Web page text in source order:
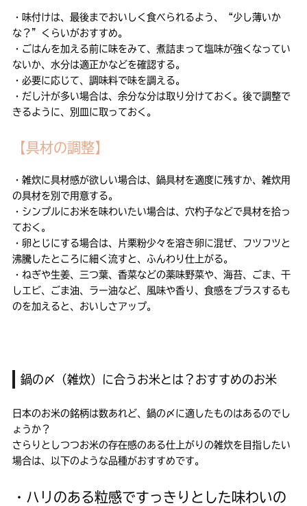
・味付けは、最後までおいしく食べられるよう、“少し薄いか
な？”くらいがおすすめ。
・ごはんを加える前に味をみて、煮詰まって塩味が強くなってい
ないか、水分は適正かなどを確認する。
・必要に応じて、調味料で味を調える。
・だし汁が多い場合は、余分な分は取り分けておく。後で調整で
きるように、別皿に取っておく。
【具材の調整】
・雑炊に具材感が欲しい場合は、鍋具材を適度に残すか、雑炊用
の具材を別で用意する。
・シンプルにお米を味わいたい場合は、穴杓子などで具材を拾っ
ておく。
・卵とじにする場合は、片栗粉少々を溶き卵に混ぜ、フツフツと
沸騰したところに細く流すと、ふんわり仕上がる。
・ねぎや生姜、三つ葉、香菜などの薬味野菜や、海苔、ごま、干
しエビ、ごま油、ラー油など、風味や香り、食感をプラスするも
のを加えると、おいしさアップ。
鍋の〆（雑炊）に合うお米とは？おすすめのお米
日本のお米の銘柄は数あれど、鍋の〆に適したものはあるのでし
ょうか？
さらりとしつつお米の存在感のある仕上がりの雑炊を目指したい
場合は、以下のような品種がおすすめです。
・ハリのある粒感ですっきりとした味わいの